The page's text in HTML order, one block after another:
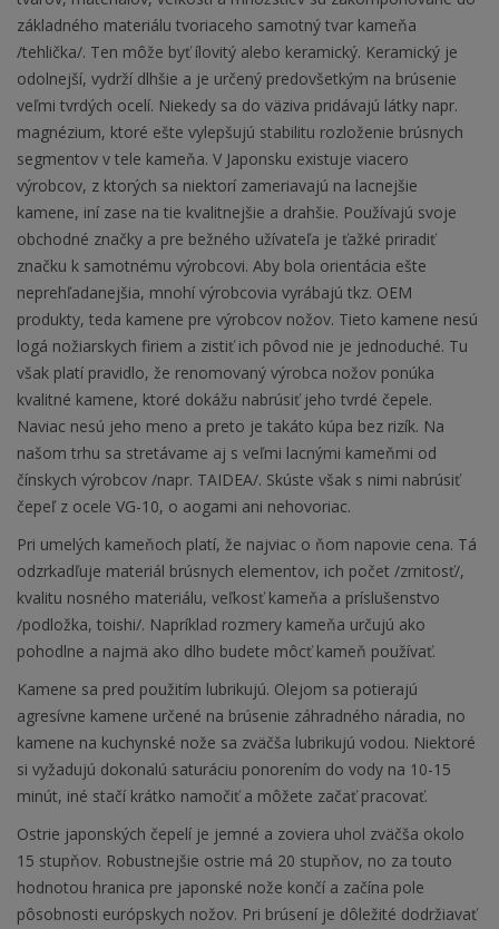
základného materiálu tvoriaceho samotný tvar kameňa
/tehlička/. Ten môže byť ílovitý alebo keramický. Keramický je
odolnejší, vydrží dlhšie a je určený predovšetkým na brúsenie
veľmi tvrdých ocelí. Niekedy sa do väziva pridávajú látky napr.
magnézium, ktoré ešte vylepšujú stabilitu rozloženie brúsnych
segmentov v tele kameňa. V Japonsku existuje viacero
výrobcov, z ktorých sa niektorí zameriavajú na lacnejšie
kamene, iní zase na tie kvalitnejšie a drahšie. Používajú svoje
obchodné značky a pre bežného užívateľa je ťažké priradiť
značku k samotnému výrobcovi. Aby bola orientácia ešte
neprehľadanejšia, mnohí výrobcovia vyrábajú tkz. OEM
produkty, teda kamene pre výrobcov nožov. Tieto kamene nesú
logá nožiarskych firiem a zistiť ich pôvod nie je jednoduché. Tu
však platí pravidlo, že renomovaný výrobca nožov ponúka
kvalitné kamene, ktoré dokážu nabrúsiť jeho tvrdé čepele.
Naviac nesú jeho meno a preto je takáto kúpa bez rizík. Na
našom trhu sa stretávame aj s veľmi lacnými kameňmi od
čínskych výrobcov /napr. TAIDEA/. Skúste však s nimi nabrúsiť
čepeľ z ocele VG-10, o aogami ani nehovoriac.
Pri umelých kameňoch platí, že najviac o ňom napovie cena. Tá
odzrkadľuje materiál brúsnych elementov, ich počet /zrnitosť/,
kvalitu nosného materiálu, veľkosť kameňa a príslušenstvo
/podložka, toishi/. Napríklad rozmery kameňa určujú ako
pohodlne a najmä ako dlho budete môcť kameň používať.
Kamene sa pred použitím lubrikujú. Olejom sa potierajú
agresívne kamene určené na brúsenie záhradného náradia, no
kamene na kuchynské nože sa zväčša lubrikujú vodou. Niektoré
si vyžadujú dokonalú saturáciu ponorením do vody na 10-15
minút, iné stačí krátko namočiť a môžete začať pracovať.
Ostrie japonských čepelí je jemné a zoviera uhol zväčša okolo
15 stupňov. Robustnejšie ostrie má 20 stupňov, no za touto
hodnotou hranica pre japonské nože končí a začína pole
pôsobnosti európskych nožov. Pri brúsení je dôležité dodržiavať